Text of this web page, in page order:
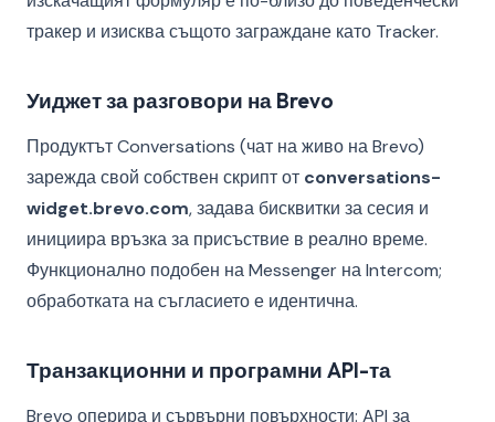
тракер и изисква същото заграждане като Tracker.
Уиджет за разговори на Brevo
Продуктът Conversations (чат на живо на Brevo)
зарежда свой собствен скрипт от conversations-
widget.brevo.com, задава бисквитки за сесия и
инициира връзка за присъствие в реално време.
Функционално подобен на Messenger на Intercom;
обработката на съгласието е идентична.
Транзакционни и програмни API-та
Brevo оперира и сървърни повърхности: API за